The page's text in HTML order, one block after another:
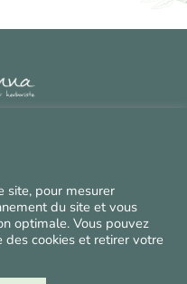
et cookies
!
site, pour mesurer
du site et vous
optimale. Vous pouvez
des cookies et retirer votre